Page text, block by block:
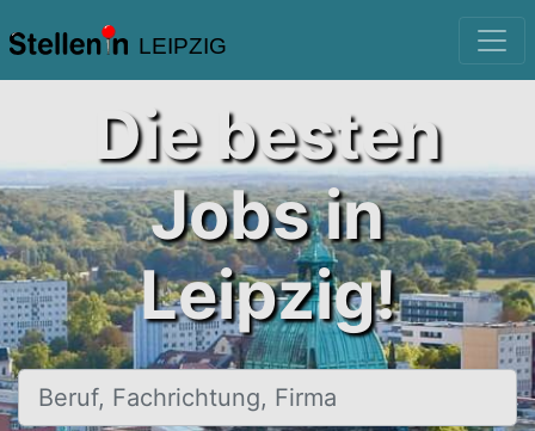
LEIPZIG
Die besten
Jobs in
Leipzig!
Beruf, Fachrichtung, Firma